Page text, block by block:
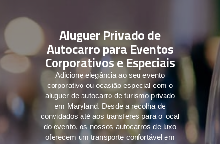
Aluguer Privado de
Autocarro para Eventos
Corporativos e Especiais
Adicione elegância ao seu evento
corporativo ou ocasião especial com o
aluguer de autocarro de turismo privado
em Maryland. Desde a recolha de
convidados até aos transferes para o local
do evento, os nossos autocarros de luxo
oferecem um transporte confortável em